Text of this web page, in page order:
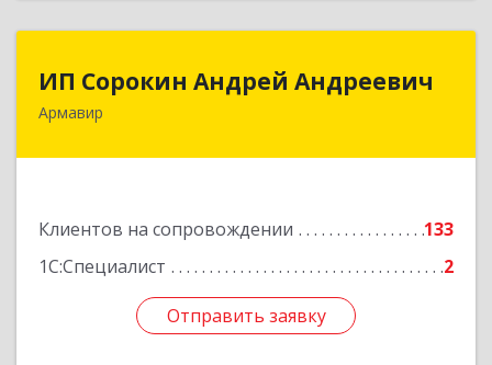
ИП Сорокин Андрей Андреевич
Армавир
Клиентов на сопровождении
133
1С:Специалист
2
Отправить заявку
ИП Сорокин Андрей Андреевич
Отправить заявку